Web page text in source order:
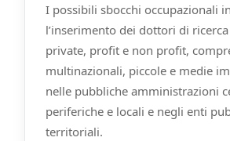
I possibili sbocchi occupazionali
l’inserimento dei dottori di
private, profit e non profit,
multinazionali, piccole e medie
nelle pubbliche amministrazioni
periferiche e locali e negli enti
territoriali.